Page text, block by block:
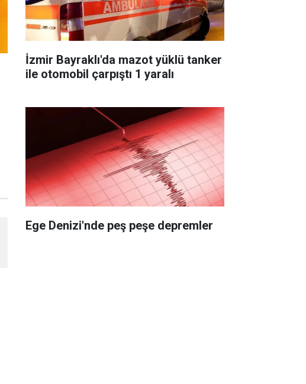
İzmir Bayraklı'da mazot yüklü tanker
ile otomobil çarpıştı 1 yaralı
Ege Denizi'nde peş peşe depremler